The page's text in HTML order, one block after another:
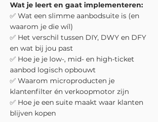
Wat je leert en gaat implementeren:
✅ Wat een slimme aanbodsuite is (en
waarom je die wíl)
✅ Het verschil tussen DIY, DWY en DFY
en wat bij jou past
✅ Hoe je je low-, mid- en high-ticket
aanbod logisch opbouwt
✅ Waarom microproducten je
klantenfilter én verkoopmotor zijn
✅ Hoe je een suite maakt waar klanten
blijven kopen